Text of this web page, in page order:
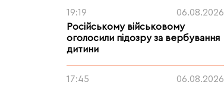
19:19
06.08.2026
Російському військовому
оголосили підозру за вербування
дитини
17:45
06.08.2026